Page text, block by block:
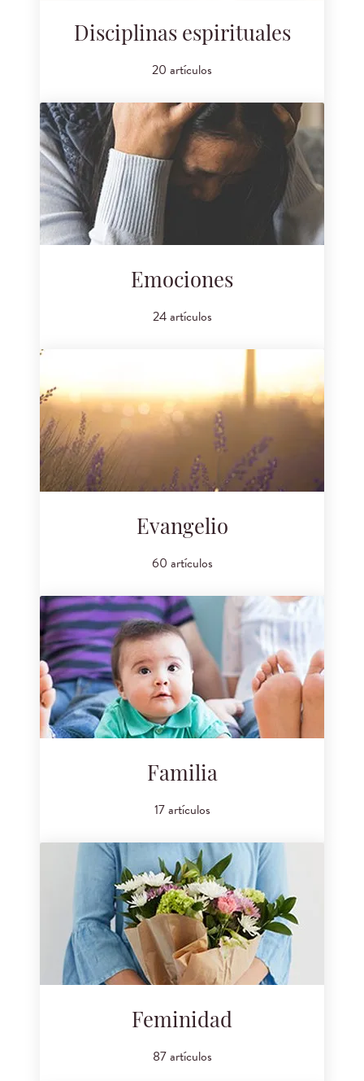
Disciplinas espirituales
20 artículos
Emociones
24 artículos
Evangelio
60 artículos
Familia
17 artículos
Feminidad
87 artículos